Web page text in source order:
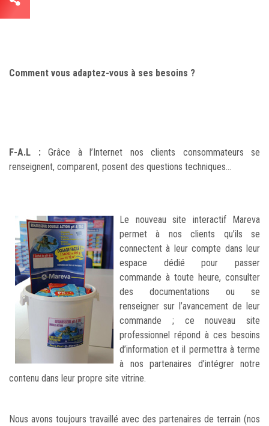
Comment vous adaptez-vous à ses besoins ?
F-A.L : Grâce à l’Internet nos clients consommateurs se
renseignent, comparent, posent des questions techniques…
Le nouveau site interactif Mareva
permet à nos clients qu’ils se
connectent à leur compte dans leur
espace dédié pour passer
commande à toute heure, consulter
des documentations ou se
renseigner sur l’avancement de leur
commande ; ce nouveau site
professionnel répond à ces besoins
d’information et il permettra à terme
à nos partenaires d’intégrer notre
contenu dans leur propre site vitrine.
Nous avons toujours travaillé avec des partenaires de terrain (nos